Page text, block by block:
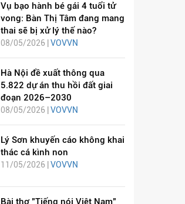
Vụ bạo hành bé gái 4 tuổi tử
vong: Bàn Thị Tâm đang mang
thai sẽ bị xử lý thế nào?
08/05/2026 | VOVVN
Hà Nội đề xuất thông qua
5.822 dự án thu hồi đất giai
đoạn 2026–2030
08/05/2026 | VOVVN
Lý Sơn khuyến cáo không khai
thác cá kình non
11/05/2026 | VOVVN